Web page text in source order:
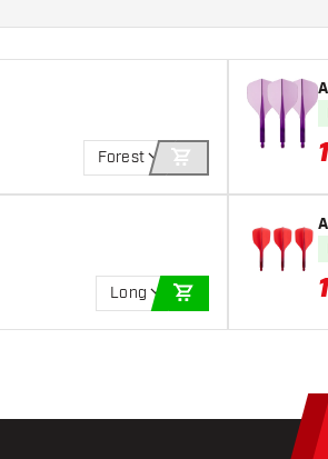
Forest
AJOUTER AU
Long
AJOUTER AU